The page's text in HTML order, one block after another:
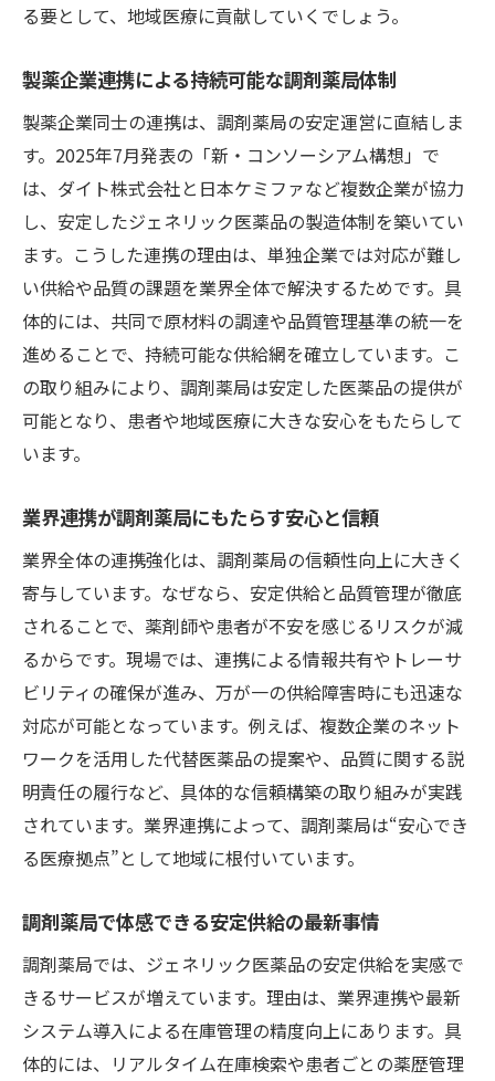
る要として、地域医療に貢献していくでしょう。
製薬企業連携による持続可能な調剤薬局体制
製薬企業同士の連携は、調剤薬局の安定運営に直結しま
す。2025年7月発表の「新・コンソーシアム構想」で
は、ダイト株式会社と日本ケミファなど複数企業が協力
し、安定したジェネリック医薬品の製造体制を築いてい
ます。こうした連携の理由は、単独企業では対応が難し
い供給や品質の課題を業界全体で解決するためです。具
体的には、共同で原材料の調達や品質管理基準の統一を
進めることで、持続可能な供給網を確立しています。こ
の取り組みにより、調剤薬局は安定した医薬品の提供が
可能となり、患者や地域医療に大きな安心をもたらして
います。
業界連携が調剤薬局にもたらす安心と信頼
業界全体の連携強化は、調剤薬局の信頼性向上に大きく
寄与しています。なぜなら、安定供給と品質管理が徹底
されることで、薬剤師や患者が不安を感じるリスクが減
るからです。現場では、連携による情報共有やトレーサ
ビリティの確保が進み、万が一の供給障害時にも迅速な
対応が可能となっています。例えば、複数企業のネット
ワークを活用した代替医薬品の提案や、品質に関する説
明責任の履行など、具体的な信頼構築の取り組みが実践
されています。業界連携によって、調剤薬局は“安心でき
る医療拠点”として地域に根付いています。
調剤薬局で体感できる安定供給の最新事情
調剤薬局では、ジェネリック医薬品の安定供給を実感で
きるサービスが増えています。理由は、業界連携や最新
システム導入による在庫管理の精度向上にあります。具
体的には、リアルタイム在庫検索や患者ごとの薬歴管理